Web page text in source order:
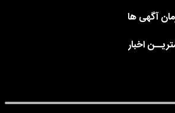
آگهی ها
اخبار